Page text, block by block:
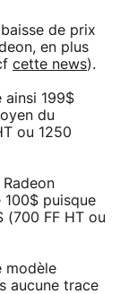
de prix
en plus
cette news).
ainsi 199$
du
ou 1250
100$ puisque
(700 FF HT ou
modèle
aucune trace